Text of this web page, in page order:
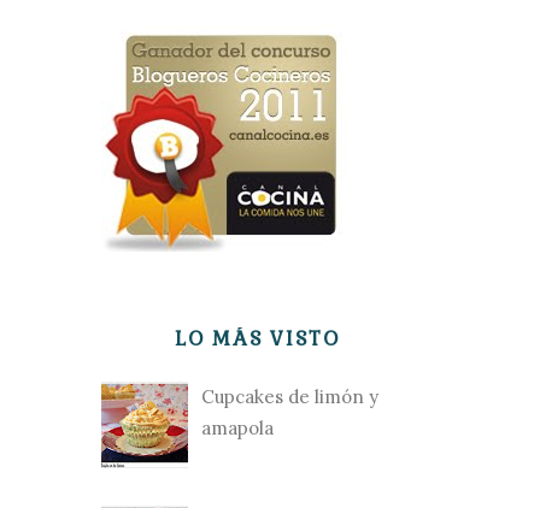
LO MÁS VISTO
Cupcakes de limón y
amapola